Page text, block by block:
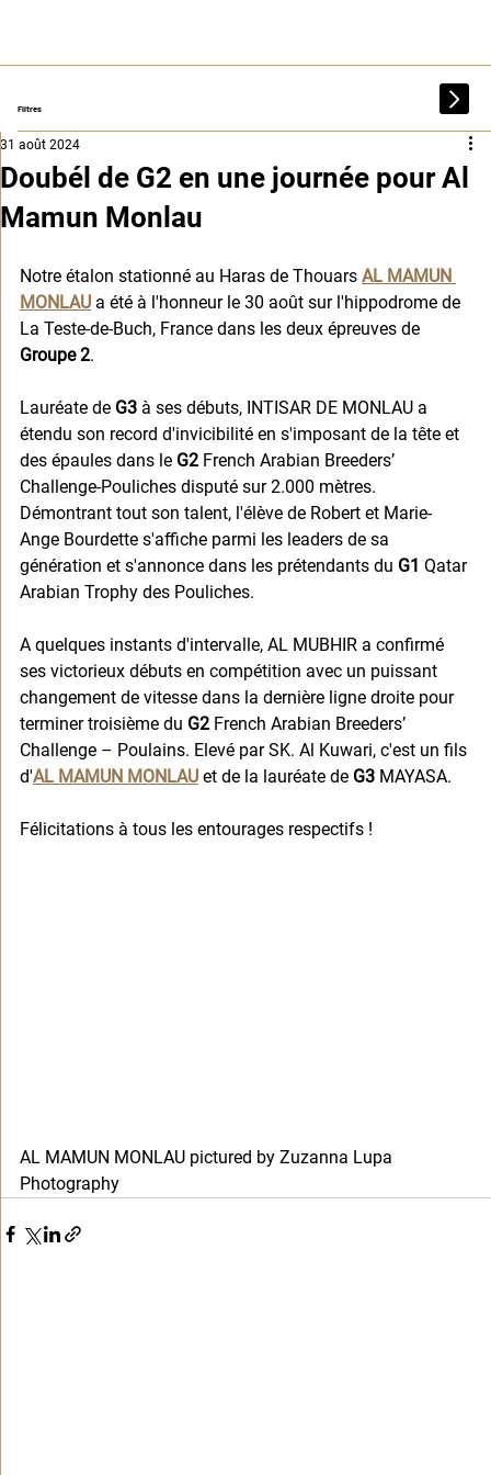
Filtres
Doubél de G2 en une journée pour Al
Mamun Monlau
31 août 2024
Notre étalon stationné au Haras de Thouars AL MAMUN
MONLAU a été à l'honneur le 30 août sur l'hippodrome de
La Teste-de-Buch, France dans les deux épreuves de
Groupe 2.
Lauréate de G3 à ses débuts, INTISAR DE MONLAU a
étendu son record d'invicibilité en s'imposant de la tête et
des épaules dans le G2 French Arabian Breeders’
Challenge-Pouliches disputé sur 2.000 mètres.
Démontrant tout son talent, l'élève de Robert et Marie-
Ange Bourdette s'affiche parmi les leaders de sa
génération et s'annonce dans les prétendants du G1 Qatar
Arabian Trophy des Pouliches.
A quelques instants d'intervalle, AL MUBHIR a confirmé
ses victorieux débuts en compétition avec un puissant
changement de vitesse dans la dernière ligne droite pour
terminer troisième du G2 French Arabian Breeders’
Challenge – Poulains. Elevé par SK. Al Kuwari, c'est un fils
d'AL MAMUN MONLAU et de la lauréate de G3 MAYASA.
Félicitations à tous les entourages respectifs !
AL MAMUN MONLAU pictured by Zuzanna Lupa
Photography